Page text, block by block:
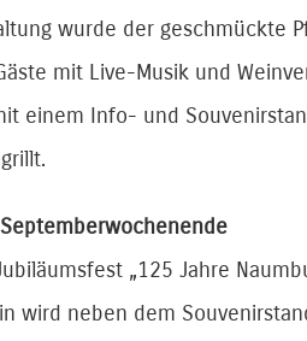
wurde der geschmückte
mit Live-Musik und
einem Info- und
„125 Jahre
wird neben dem